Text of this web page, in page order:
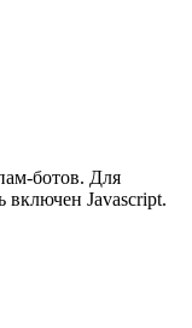
ботов. Для
включен Javascript.